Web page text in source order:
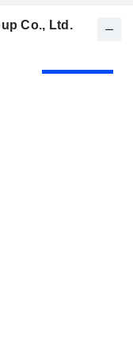
Co., Ltd.